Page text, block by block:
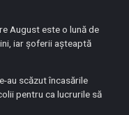
August este o lună de
iar șoferii așteaptă
au scăzut încasările
pentru ca lucrurile să